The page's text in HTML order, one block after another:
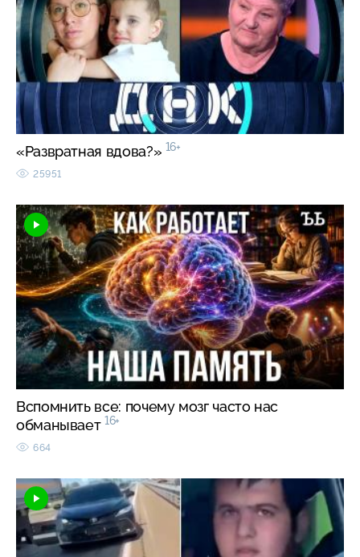
«Развратная вдова?» 16+
25951
Вспомнить все: почему мозг часто нас
обманывает 16+
664